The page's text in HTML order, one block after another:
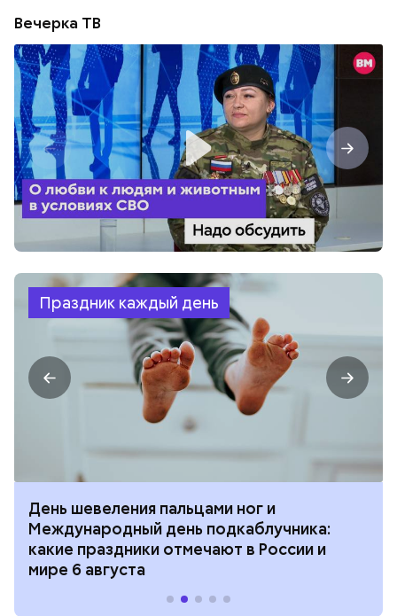
Вечерка ТВ
Праздник каждый день
День шевеления пальцами ног и
Международный день подкаблучника:
какие праздники отмечают в России и
мире 6 августа